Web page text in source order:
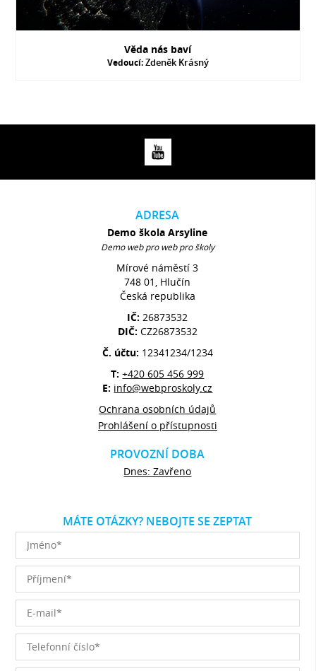
Věda nás baví
Vedoucí:Zdeněk Krásný
ADRESA
Demo škola Arsyline
Demo web pro web pro školy
Mírové náměstí 3
748 01, Hlučín
Česká republika
IČ:26873532
DIČ: CZ26873532
Č. účtu: 12341234/1234
T:+420 605 456 999
E: info@webproskoly.cz
Ochrana osobních údajů
Prohlášení o přístupnosti
PROVOZNÍ DOBA
Dnes: Zavřeno
MÁTE OTÁZKY? NEBOJTE SE ZEPTAT